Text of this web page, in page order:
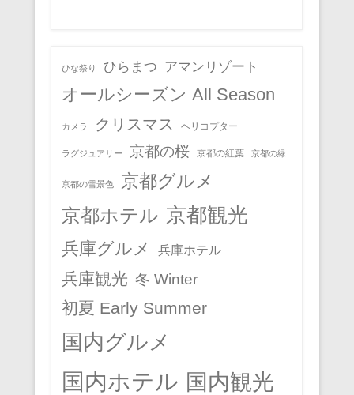
ひな祭り ひらまつ アマンリゾート
オールシーズン All Season
カメラ クリスマス ヘリコプター
ラグジュアリー 京都の桜 京都の紅葉 京都の緑
京都の雪景色 京都グルメ
京都ホテル 京都観光
兵庫グルメ 兵庫ホテル
兵庫観光 冬 Winter
初夏 Early Summer
国内グルメ
国内ホテル 国内観光